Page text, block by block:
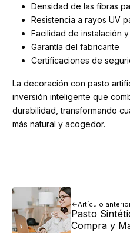
Densidad de las fibras
Resistencia a rayos UV
Facilidad de instalación
Garantía del fabricante
Certificaciones de
La decoración con pasto
inversión inteligente que
durabilidad, transformando
más natural y acogedor.
Artículo
Pasto
Compra y